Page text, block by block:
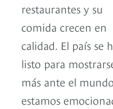
restaurantes y su
comida crecen en
calidad. El país se
listo para
más ante el
estamos